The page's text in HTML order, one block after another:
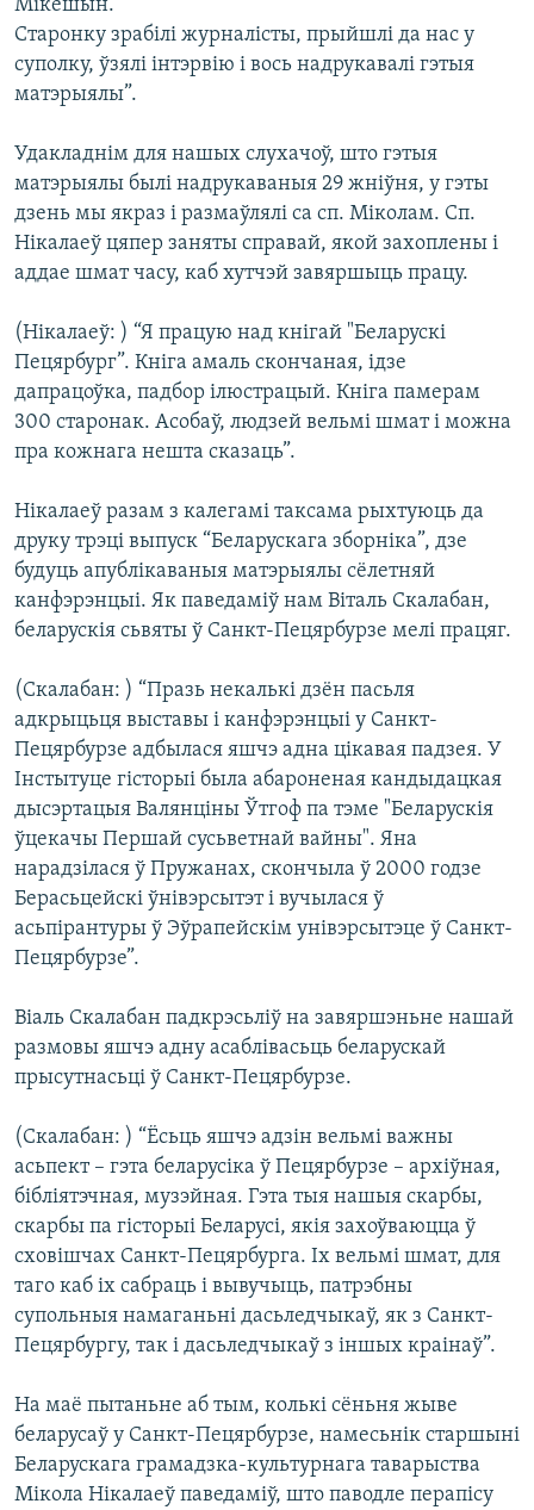
Мікешын.
Старонку зрабілі журналісты, прыйшлі да нас у
суполку, ўзялі інтэрвію і вось надрукавалі гэтыя
матэрыялы”.
Удакладнім для нашых слухачоў, што гэтыя
матэрыялы былі надрукаваныя 29 жніўня, у гэты
дзень мы якраз і размаўлялі са сп. Міколам. Сп.
Нікалаеў цяпер заняты справай, якой захоплены і
аддае шмат часу, каб хутчэй завяршыць працу.
(Нікалаеў: ) “Я працую над кнігай "Беларускі
Пецярбург”. Кніга амаль скончаная, ідзе
дапрацоўка, падбор ілюстрацый. Кніга памерам
300 старонак. Асобаў, людзей вельмі шмат і можна
пра кожнага нешта сказаць”.
Нікалаеў разам з калегамі таксама рыхтуюць да
друку трэці выпуск “Беларускага зборніка”, дзе
будуць апублікаваныя матэрыялы сёлетняй
канфэрэнцыі. Як паведаміў нам Віталь Скалабан,
беларускія сьвяты ў Санкт-Пецярбурзе мелі працяг.
(Скалабан: ) “Празь некалькі дзён пасьля
адкрыцьця выставы і канфэрэнцыі у Санкт-
Пецярбурзе адбылася яшчэ адна цікавая падзея. У
Інстытуце гісторыі была абароненая кандыдацкая
дысэртацыя Валянціны Ўтгоф па тэме "Беларускія
ўцекачы Першай сусьветнай вайны". Яна
нарадзілася ў Пружанах, скончыла ў 2000 годзе
Берасьцейскі ўнівэрсытэт і вучылася ў
асьпірантуры ў Эўрапейскім унівэрсытэце ў Санкт-
Пецярбурзе”.
Віаль Скалабан падкрэсьліў на завяршэньне нашай
размовы яшчэ адну асаблівасьць беларускай
прысутнасьці ў Санкт-Пецярбурзе.
(Скалабан: ) “Ёсьць яшчэ адзін вельмі важны
асьпект – гэта беларусіка ў Пецярбурзе – архіўная,
бібліятэчная, музэйная. Гэта тыя нашыя скарбы,
скарбы па гісторыі Беларусі, якія захоўваюцца ў
сховішчах Санкт-Пецярбурга. Іх вельмі шмат, для
таго каб іх сабраць і вывучыць, патрэбны
супольныя намаганьні дасьледчыкаў, як з Санкт-
Пецярбургу, так і дасьледчыкаў з іншых краінаў”.
На маё пытаньне аб тым, колькі сёньня жыве
беларусаў у Санкт-Пецярбурзе, намесьнік старшыні
Беларускага грамадзка-культурнага таварыства
Мікола Нікалаеў паведаміў, што паводле перапісу